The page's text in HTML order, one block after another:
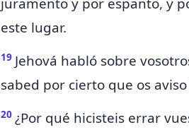
juramento y por espanto, y
este lugar.
19 Jehová habló sobre
sabed por cierto que os
20 ¿Por qué hicisteis errar